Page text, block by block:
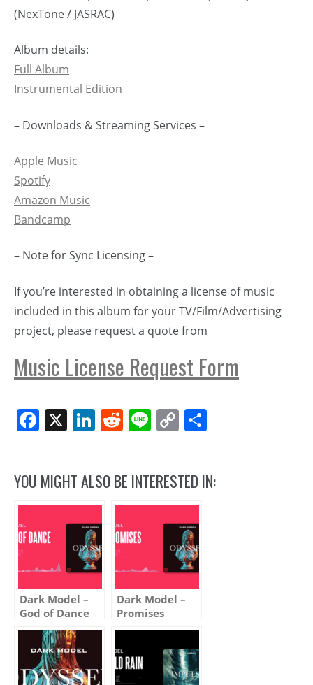
(NexTone / JASRAC)
Album details:
Full Album
Instrumental Edition
– Downloads & Streaming Services –
Apple Music
Spotify
Amazon Music
Bandcamp
– Note for Sync Licensing –
If you’re interested in obtaining a license of music
included in this album for your TV/Film/Advertising
project, please request a quote from
Music License Request Form
Facebook
X LinkedIn
Reddit
LineCopy
YOU MIGHT ALSO BE INTERESTED IN:
Dark Model –
God of Dance
(Visualizer)
Dark Model –
Promises
(Visualizer)